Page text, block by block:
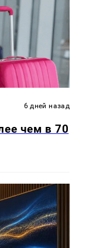
6 дней назад
чем в 70